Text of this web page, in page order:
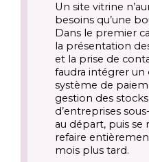
Un site vitrine
besoins qu’une
Dans le premier
la présentation
et la prise de
faudra intégrer
système de
gestion des
d’entreprises
au départ, puis
refaire
mois plus tard.